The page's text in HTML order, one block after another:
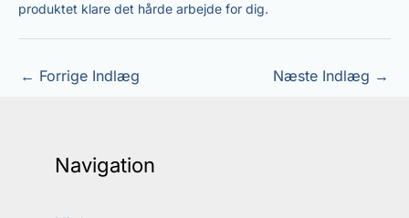
produktet klare det hårde arbejde for dig.
← Forrige Indlæg Næste Indlæg →
Navigation